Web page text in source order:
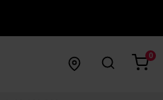
0